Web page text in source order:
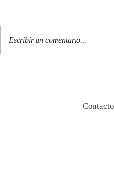
Escribir un comentario...
Contacto